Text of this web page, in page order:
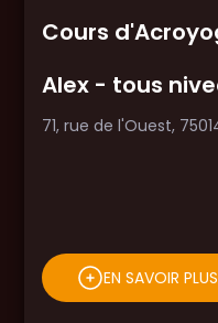
Cours
Alex - tous
71, rue de l'Ouest,
EN SAVOIR PLUS